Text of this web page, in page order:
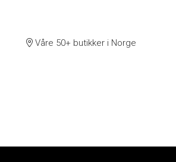
Våre 50+ butikker i Norge